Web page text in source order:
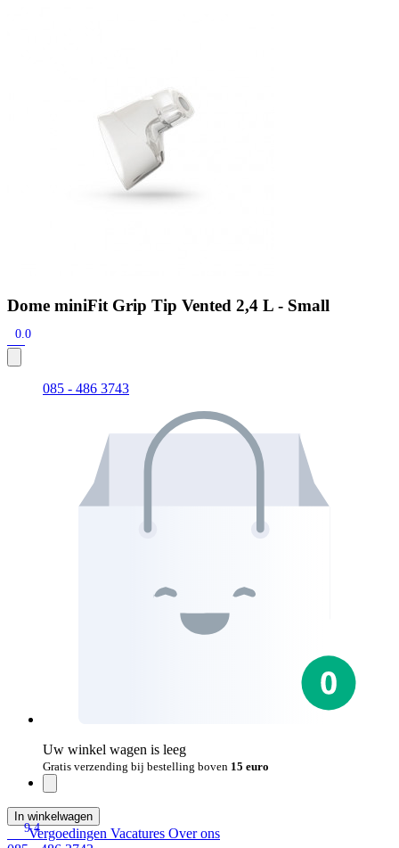
Signia Pure BCT IX
Audio Service R LI 7
Hoortoestelbatterijen
Widex filters
Onderhoudsartikelen
Signia Active Mini IX - Oplaadbaar
De Signia Active Mini IX is het nieuwste hoortoestel van Signia.
Dome miniFit Grip Tip Vented 2,4 L - Small
0.0
085 - 486 3743
Uw winkel wagen is leeg
Gratis verzending bij bestelling boven 15 euro
In winkelwagen
9.4
Vergoedingen Vacatures Over ons